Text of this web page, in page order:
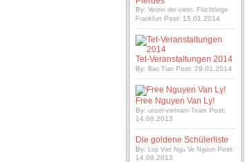
By:Verein der vietn. Flüchtlinge
Frankfurt Post: 15.01.2014
Tet-Veranstaltungen 2014
By:Bao Tian Post: 29.01.2014
Free Nguyen Van Ly!
By:unser-vietnam-Team Post:
14.08.2013
Die goldene Schülerliste
By:Lop Viet Ngu Ve Nguon Post:
14.08.2013